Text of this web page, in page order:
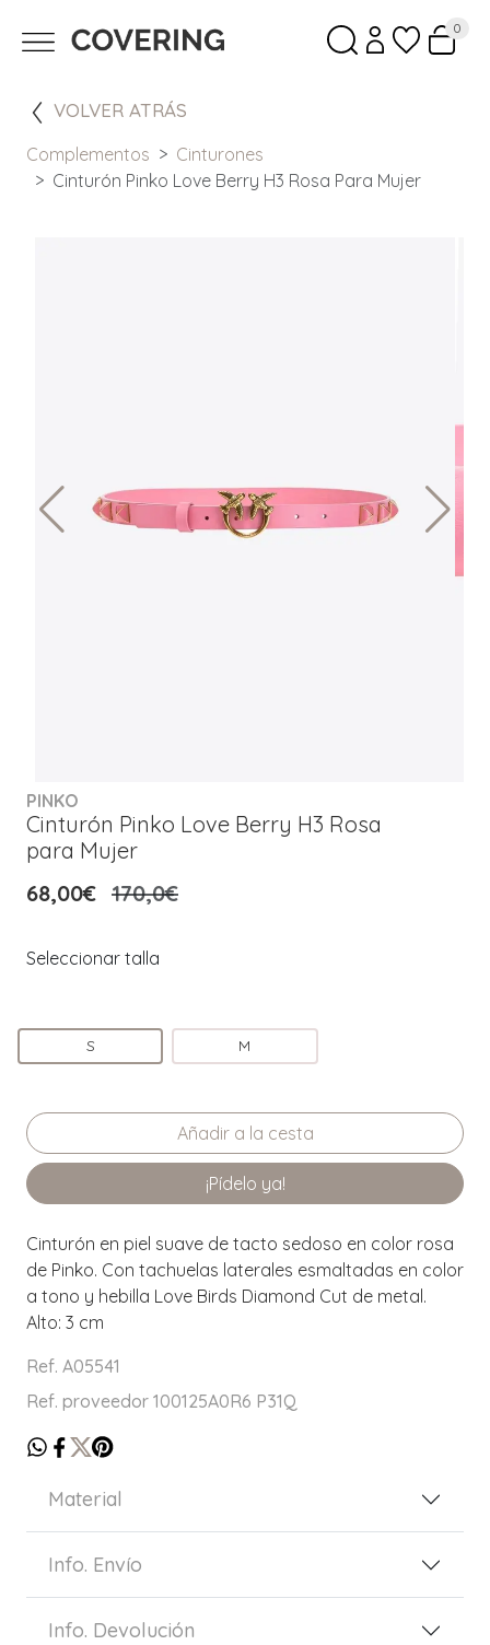
0
VOLVER ATRÁS
Complementos
Cinturones
Cinturón Pinko Love Berry H3 Rosa Para Mujer
PINKO
Cinturón Pinko Love Berry H3 Rosa
para Mujer
68,00€ 170,0€
Seleccionar talla
S M
¡Pídelo ya!
Cinturón en piel suave de tacto sedoso en color rosa
de Pinko. Con tachuelas laterales esmaltadas en color
a tono y hebilla Love Birds Diamond Cut de metal.
Alto: 3 cm
Ref. A05541
Ref. proveedor 100125A0R6 P31Q
Material
Info. Envío
Info. Devolución